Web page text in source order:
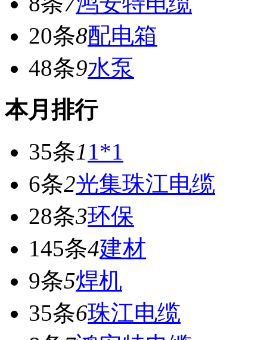
20条8配电箱
48条9水泵
本月排行
35条11*1
6条2光集珠江电缆
28条3环保
145条4建材
9条5焊机
35条6珠江电缆